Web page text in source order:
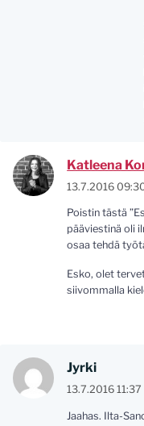
Katleena
13.7.2016
Poistin tästä
pääviestinä oli
osaa tehdä
Esko, olet
siivommalla
Jyrki
13.7.2016 11:37
Jaahas. Ilta-